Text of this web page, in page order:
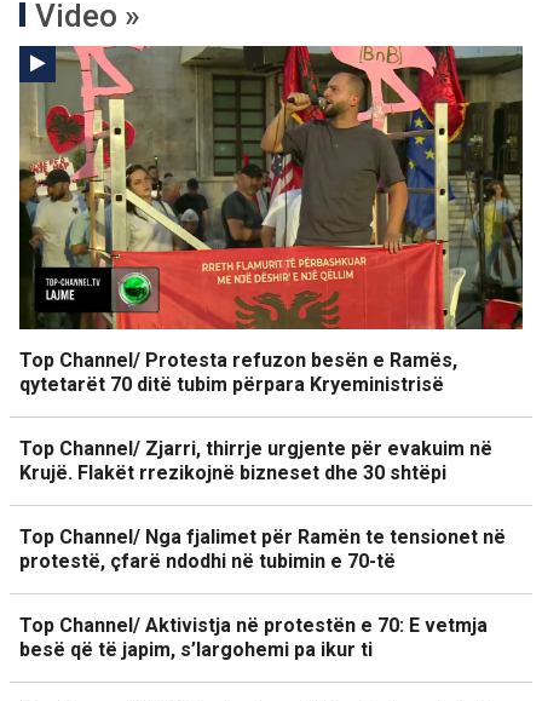
Video »
Top Channel/ Protesta refuzon besën e Ramës,
qytetarët 70 ditë tubim përpara Kryeministrisë
Top Channel/ Zjarri, thirrje urgjente për evakuim në
Krujë. Flakët rrezikojnë bizneset dhe 30 shtëpi
Top Channel/ Nga fjalimet për Ramën te tensionet në
protestë, çfarë ndodhi në tubimin e 70-të
Top Channel/ Aktivistja në protestën e 70: E vetmja
besë që të japim, s’largohemi pa ikur ti